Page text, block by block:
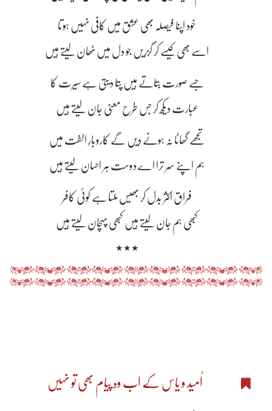
خود اپنا فیصلہ بھی عشق میں کافی نہیں ہوتا
اسے بھی کیسے کر گزریں جو دل میں ٹھان لیتے ہیں
جسے صورت بتاتے ہیں پتا دیتی ہے سیرت کا
عبارت دیکھ کر جس طرح معنی جان لیتے ہیں
تجھے گھاٹا نہ ہونے دیں گے کاروبارِ الفت میں
ہم اپنے سر ترا اے دوست ہر احسان لیتے ہیں
فراق اکثر بدل کر بھیس ملتا ہے کوئی کافر
کبھی ہم جان لیتے ہیں کبھی پہچان لیتے ہیں
٭٭٭
اُمید و یاس کے اب وہ پیام بھی تو نہیں